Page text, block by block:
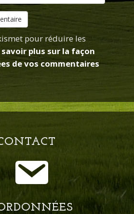
pour réduire les
savoir plus sur la façon
de vos commentaires